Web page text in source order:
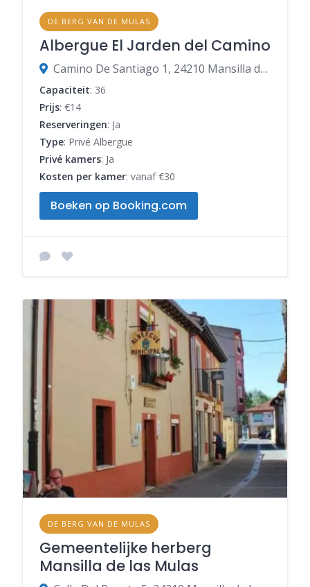
DE BERG VAN DE MULAS
Albergue El Jarden del Camino
Camino De Santiago 1, 24210 Mansilla de las Mulas, León, Spanje
Capaciteit: 36
Prijs: €14
Reserveringen: Ja
Type: Privé Albergue
Privé kamers: Ja
Kosten per kamer: vanaf €30
Boeken op Booking.com
DE BERG VAN DE MULAS
Gemeentelijke herberg
Mansilla de las Mulas